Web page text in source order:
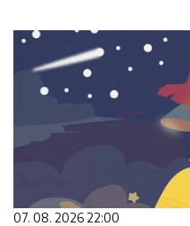
07. 08. 2026 22:00